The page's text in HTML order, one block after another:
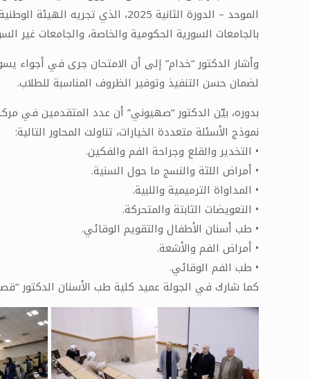
الموحد – الدورة الثانية 2025،
بالجامعات السورية الحكومية والخاصة، والجامعات غير
وأشار الدكتور “خدام” إلى أن الامتحان جرى في أجواء
لضمان حسن التنفيذ وتوفير الظروف المناسبة للطلاب.
نموذج الأسئلة متعددة الخيارات، تناولت المحاور التالية:
• التخدير والقلع وجراحة الفم والفكين.
• أمراض اللثة والنسج ما حول السنية.
• المداواة الترميمية واللبية.
• التعويضات الثابتة والمتحركة.
• طب أسنان الأطفال والتقويم الوقائي.
• أمراض الفم والأشعة.
• طب الفم الوقائي.
كما شارك في الجولة عميد كلية طب الأسنان الدكتور